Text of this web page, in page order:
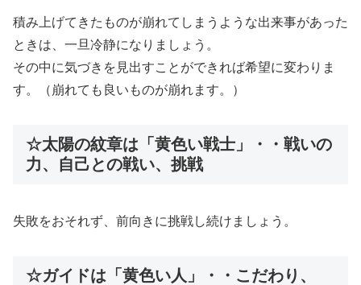
積み上げてきたものが崩れてしまうような出来事があった
ときは、一旦冷静になりましょう。
その中に気づきを見出すことができれば希望に変わりま
す。（崩れても良いものが崩れます。）
☆太陽の紋章は「黄色い戦士」・・戦いの
力、自己との戦い、挑戦
失敗をおそれず、前向きに挑戦し続けましょう。
☆ガイドは「黄色い人」・・こだわり、